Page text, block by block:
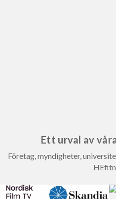
Ett urval av
Företag, myndigheter,